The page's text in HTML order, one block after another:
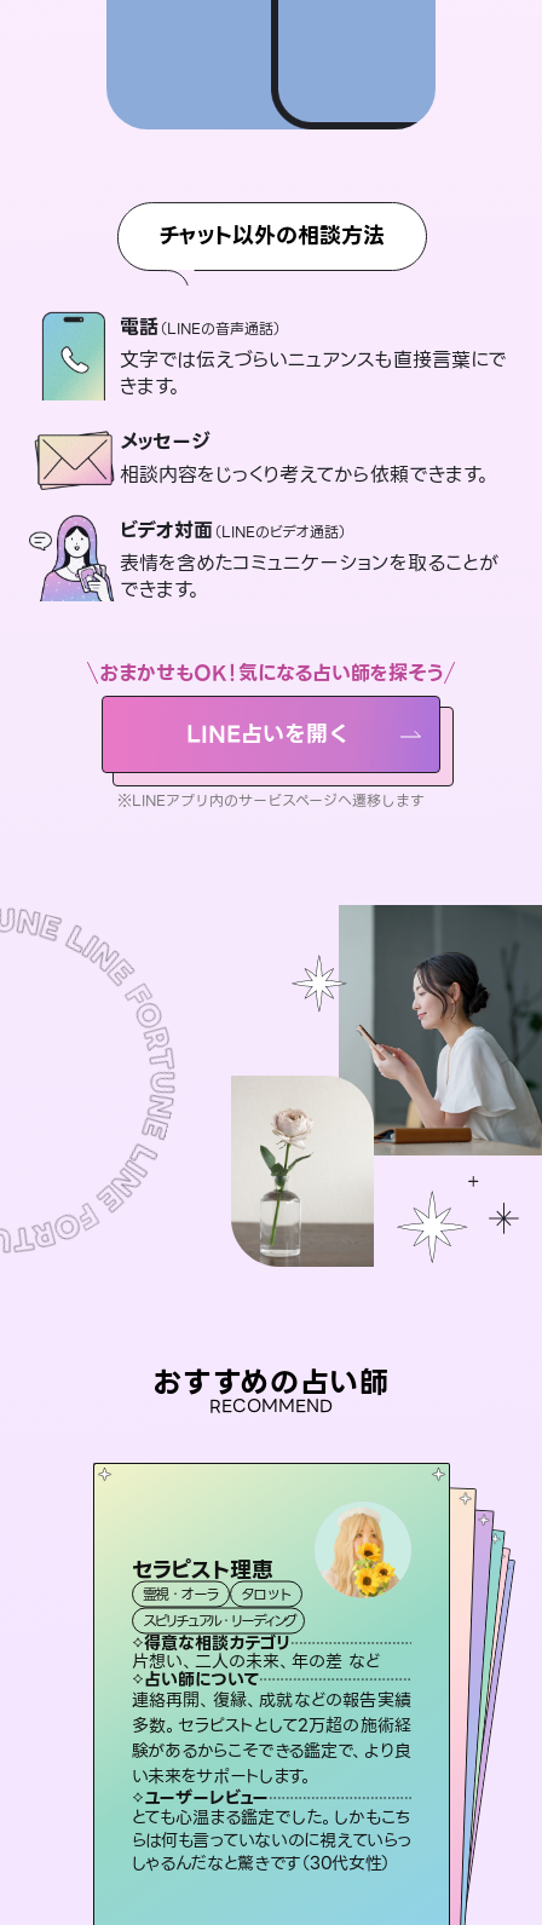
チャット以外の相談方法
電話（LINEの音声通話）
文字では伝えづらいニュアンスも直接言葉にで
きます。
メッセージ
相談内容をじっくり考えてから依頼できます。
ビデオ対面（LINEのビデオ通話）
表情を含めたコミュニケーションを取ることが
できます。
おまかせもOK！気になる占い師を探そう
LINE占いを開く
※LINEアプリ内のサービスページへ遷移します
おすすめの占い師
RECOMMEND
セラピスト理恵
霊視・オーラ
タロット
スピリチュアル・リーディング
得意な相談カテゴリ
片想い、二人の未来、年の差 など
占い師について
連絡再開、復縁、成就などの報告実績
多数。セラピストとして2万超の施術経
験があるからこそできる鑑定で、より良
い未来をサポートします。
ユーザーレビュー
とても心温まる鑑定でした。しかもこち
らは何も言っていないのに視えていらっ
しゃるんだなと驚きです（30代女性）
おう 霊感オラクル
霊視・オーラ
オラクルカード
得意な相談カテゴリ
恋愛総合、あの人の気持ち など
占い師について
霊視×オラクルカードを使って「今」と
「未来」そして「気になるあの人の気持
ち」まで丁寧に読み解き、恋や人生のヒ
ントを優しく引き出します。
ユーザーレビュー
不安な気持ちが嘘みたいに晴れまし
た…！よく視えていらっしゃるんだなと
感じました（40代 女性）
アイリス -iris-
西洋占星術 タロット
ルーン
得意な相談カテゴリ
恋愛総合、片想い、二人の未来 など
占い師について
復縁、恋愛、不倫の行方、同性愛や片
思い、仕事関係や借金問題まで知りた
いことや心の負担になっていることを
紐解き、背中をそっと押して導きます。
ユーザーレビュー
安心感のあり、言い切ってくれる所や濁
さない鑑定のおかげで、毎回自分の気
持ちを整えられます（30代 男性）
彗望（すいぼう
霊視・オーラ
スピリチュアル・リーディング
得意な相談カテゴリ
片想い、あの人の気持ち、復縁 など
占い師について
3,700年以上の歴史を持つ東洋最古の占術「易占」で詳細まで占い、幸せへ向かう道筋を示します。厳しい結果にも具体的な対策をお伝えします。
ユーザーレビュー
複雑な背景もしっかり聞いて鑑定して
いただけました。気持ちが楽になりまし
た（50代 女性）
桃源珠羽
霊視・オーラ
スピリチュアル・リーディング
得意な相談カテゴリ
片想い、あの人の気持ち、復縁 など
占い師について
恋愛のお悩みの中でも特に「曖昧な関
係」の相談を得意としており、友達以上
恋人未満なお相手との今後や本音を丁
寧に読み解き恋愛成就へと導きます。
ユーザーレビュー
鑑定していただいてアドバイス通りに行
動すると仲が復活してきました。ありが
とうございました（40代 女性）
未来視師＊花
霊視・オーラ 心理学
スピリチュアル・リーディング
得意な相談カテゴリ
出逢い、片想い、復縁 など
占い師について
未来には何パターンもの選択肢があり
ます。不安で視えにくくなっているあな
たの素敵な未来を見つけ、その未来を
選択できるようアドバイスします。
ユーザーレビュー
職場の人の性質や人間関係、本心など
本当によく視えていてびっくり。対策が
打てて前向きになれます（40代）